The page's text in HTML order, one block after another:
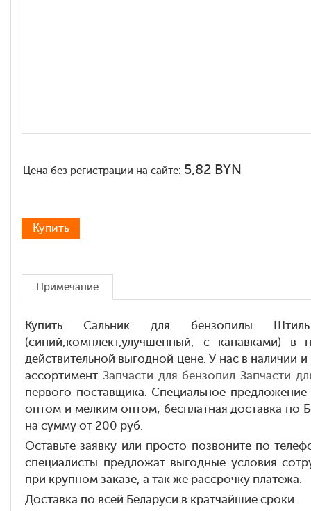
Цена без регистрации на сайте: 5,82 BYN
Примечание
Купить Сальник для бензопилы
(синий,комплект,улучшенный, с канавками) в
действительной выгодной цене. У нас в наличии
ассортимент Запчасти для бензопил Запчасти
первого поставщика. Специальное предложение
оптом и мелким оптом, бесплатная доставка по
на сумму от 200 руб.
Оставьте заявку или просто позвоните по
специалисты предложат выгодные условия
при крупном заказе, а так же рассрочку платежа.
Доставка по всей Беларуси в кратчайшие сроки.